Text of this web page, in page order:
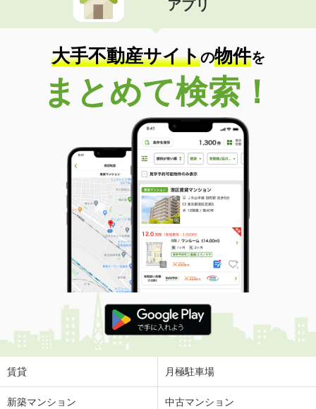
住 所
岐阜県関市倉知
専有面積 58.53m²
間取り
2LDK
岐阜県大垣市島里２
価 格
5.20万円
岐阜県大垣市島里２
23.61m²
間取り
1K
岐阜県大垣市和合本町１
価 格
5.05万円
住 所
岐阜県大垣市和合本町１
専有面積 56.47m²
間取り
2LDK
岐阜県岐阜市木田２
価 格
4.40万円
住 所
岐阜県岐阜市木田２
専有面積
ワンルーム
岐阜県美濃加茂市前平町２
アプリ
大手不動産サイトの物件を
まとめて検索！
賃貸 月極駐車場
新築マンション 中古マンション